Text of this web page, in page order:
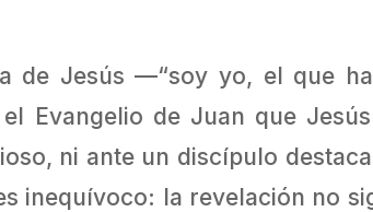
de Jesús —“soy yo, el que
Evangelio de Juan que
ni ante un discípulo
inequívoco: la revelación no